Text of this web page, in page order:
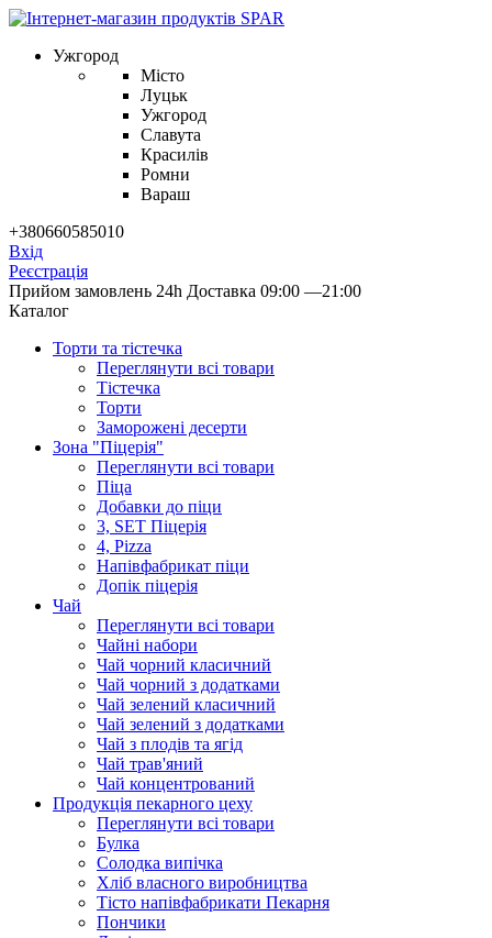
Ужгород
Місто
Луцьк
Ужгород
Славута
Красилів
Ромни
Вараш
+380660585010
Вхід
Реєстрація
Прийом замовлень 24h Доставка 09:00 —21:00
Каталог
Торти та тістечка
Переглянути всі товари
Тістечка
Торти
Заморожені десерти
Зона "Піцерія"
Переглянути всі товари
Піца
Добавки до піци
3, SET Піцерія
4, Pizza
Напівфабрикат піци
Допік піцерія
Чай
Переглянути всі товари
Чайні набори
Чай чорний класичний
Чай чорний з додатками
Чай зелений класичний
Чай зелений з додатками
Чай з плодів та ягід
Чай трав'яний
Чай концентрований
Продукцiя пекарного цеху
Переглянути всі товари
Булка
Солодка випiчка
Хлiб власного виробництва
Тiсто напiвфабрикати Пекарня
Пончики